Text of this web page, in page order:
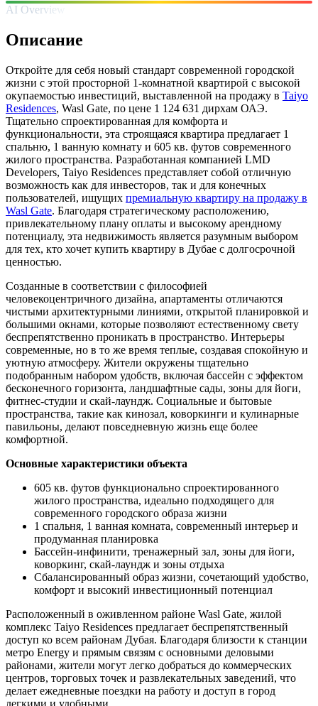
AI Overview
Описание
Откройте для себя новый стандарт современной городской
жизни с этой просторной 1-комнатной квартирой с высокой
окупаемостью инвестиций, выставленной на продажу в Taiyo
Residences, Wasl Gate, по цене 1 124 631 дирхам ОАЭ.
Тщательно спроектированная для комфорта и
функциональности, эта строящаяся квартира предлагает 1
спальню, 1 ванную комнату и 605 кв. футов современного
жилого пространства. Разработанная компанией LMD
Developers, Taiyo Residences представляет собой отличную
возможность как для инвесторов, так и для конечных
пользователей, ищущих премиальную квартиру на продажу в
Wasl Gate. Благодаря стратегическому расположению,
привлекательному плану оплаты и высокому арендному
потенциалу, эта недвижимость является разумным выбором
для тех, кто хочет купить квартиру в Дубае с долгосрочной
ценностью.
Созданные в соответствии с философией
человекоцентричного дизайна, апартаменты отличаются
чистыми архитектурными линиями, открытой планировкой и
большими окнами, которые позволяют естественному свету
беспрепятственно проникать в пространство. Интерьеры
современные, но в то же время теплые, создавая спокойную и
уютную атмосферу. Жители окружены тщательно
подобранным набором удобств, включая бассейн с эффектом
бесконечного горизонта, ландшафтные сады, зоны для йоги,
фитнес-студии и скай-лаундж. Социальные и бытовые
пространства, такие как кинозал, коворкинги и кулинарные
павильоны, делают повседневную жизнь еще более
комфортной.
Основные характеристики объекта
605 кв. футов функционально спроектированного
жилого пространства, идеально подходящего для
современного городского образа жизни
1 спальня, 1 ванная комната, современный интерьер и
продуманная планировка
Бассейн-инфинити, тренажерный зал, зоны для йоги,
коворкинг, скай-лаундж и зоны отдыха
Сбалансированный образ жизни, сочетающий удобство,
комфорт и высокий инвестиционный потенциал
Расположенный в оживленном районе Wasl Gate, жилой
комплекс Taiyo Residences предлагает беспрепятственный
доступ ко всем районам Дубая. Благодаря близости к станции
метро Energy и прямым связям с основными деловыми
районами, жители могут легко добраться до коммерческих
центров, торговых точек и развлекательных заведений, что
делает ежедневные поездки на работу и доступ в город
легкими и удобными.